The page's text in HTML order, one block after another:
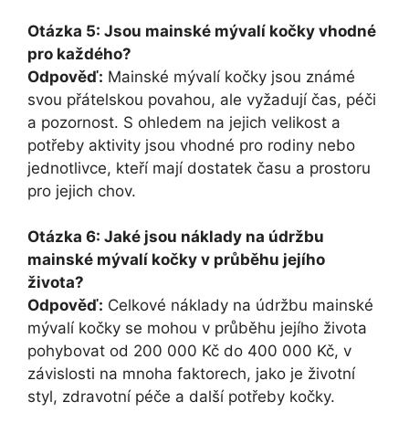
Otázka 5: Jsou mainské mývalí kočky vhodné
pro každého?
Odpověď: Mainské mývalí kočky jsou známé
svou přátelskou povahou, ale vyžadují čas, péči
a pozornost. S ohledem na jejich velikost a
potřeby aktivity jsou vhodné pro rodiny nebo
jednotlivce, kteří mají dostatek času a prostoru
pro jejich chov.
Otázka 6: Jaké jsou náklady na údržbu
mainské mývalí kočky v průběhu jejího
života?
Odpověď: Celkové náklady na údržbu mainské
mývalí kočky se mohou v průběhu jejího života
pohybovat od 200 000 Kč do 400 000 Kč, v
závislosti na mnoha faktorech, jako je životní
styl, zdravotní péče a další potřeby kočky.